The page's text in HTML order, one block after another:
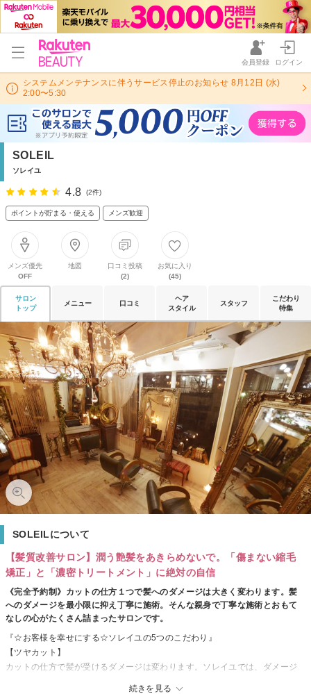
会員登録 ログイン
システムメンテナンスに伴うサービス停止のお知らせ 8月12日 (水)
2:00〜5:30
SOLEIL
ソレイユ
4.8 (2件)
ポイントが貯まる・使える メンズ歓迎
メンズ優先
OFF
地図
口コミ投稿
(2)
お気に入り
(45)
サロン
トップ
メニュー 口コミ
ヘア
スタイル
スタッフ
こだわり
特集
SOLEILについて
【髪質改善サロン】潤う艶髪をあきらめないで。「傷まない縮毛
矯正」と「濃密トリートメント」に絶対の自信
《完全予約制》カットの仕方１つで髪へのダメージは大きく変わります。髪
へのダメージを最小限に抑え丁寧に施術。そんな親身で丁寧な施術とおもて
なしの心がたくさん詰まったサロンです。
続きを見る
『☆お客様を幸せにする☆ソレイユの5つのこだわり』
【ツヤカット】
カットの仕方で髪が受けるダメージは変わります。ソレイユでは、ダメージ